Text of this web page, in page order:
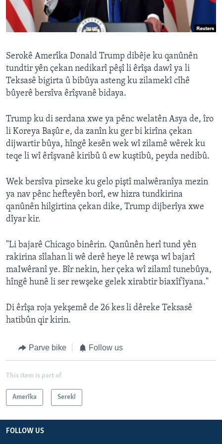
ÇAND Û HUNER
SERNIVÎS
Learning English
FOLLOW US
Zimanên Din
Serokê Amerîka Donald Trump dibêje ku qanûnên
tundtir yên çekan nedikarî pêşî li êrîşa dawî ya li
Teksasê bigirta û bibûya asteng ku zilamekî cîhê
bûyerê bersîva êrîşvanê bidaya.
Trump ku di serdana xwe ya pênc welatên Asya de, îro
li Koreya Başûr e, da zanîn ku ger bi kirîna çekan
dijwartir bûya, hîngê kesên wek wî zilamê wêrek ku
teqe li wî êrîşvanê kiribû û ew kuştibû, peyda nedibû.
Wek bersîva pirseke ku gelo piştî malwêranîya mezin
ya nav pênc hefteyên borî, ew hizra tundkirina
qanûnên hilgirtina çekan dike, Trump dijberîya xwe
dîyar kir.
"Li bajarê Chicago binêrin. Qanûnên herî tund yên
rakirina sîlahan li wê derê heye lê rewşa wî bajarî
maIwêranî ye. Bîr nekin, her çeka wî zilamî tunebûya,
hîngê hunê li ser rewşeke gelek xirabtir biaxîfîyana."
Di êrîşa roja yekşemê de 26 kes li dêreke Teksasê
hatibûn qir kirin.
Parve bike Follow us
This item is part of
Amerîka Serekî
FOLLOW US